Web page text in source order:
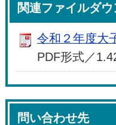
関連ファイルダ
令和２年度大
PDF形式／
問い合わせ先